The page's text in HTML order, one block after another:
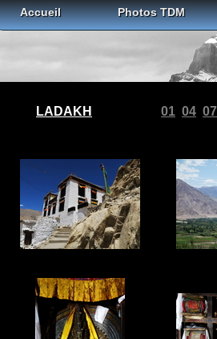
Accueil Photos TDM
LADAKH 01 04 07